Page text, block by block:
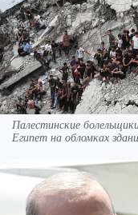
Палестинские
Египет на обломках